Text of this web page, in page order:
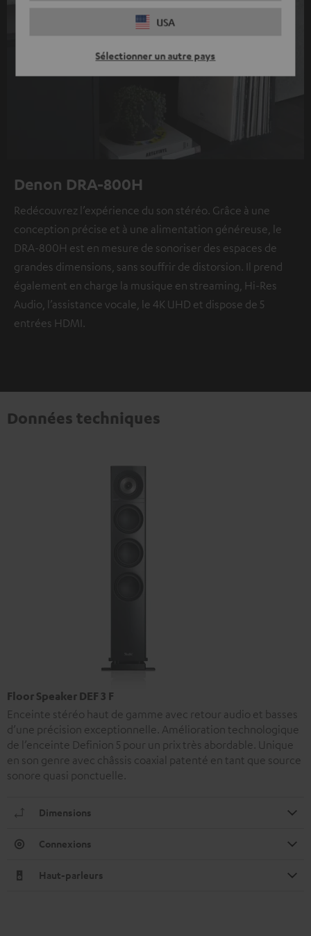
USA
Sélectionner un autre pays
Denon DRA-800H
Redécouvrez l’expérience du son stéréo. Grâce à une
conception précise et à une alimentation généreuse, le
DRA-800H est en mesure de sonoriser des espaces de
grandes dimensions, sans souffrir de distorsion. Il prend
également en charge la musique en streaming, Hi-Res
Audio, l’assistance vocale, le 4K UHD et dispose de 5
entrées HDMI.
Données techniques
Floor Speaker DEF 3 F
Enceinte stéréo haut de gamme avec retour audio et basses
d’une précision exceptionnelle. Amélioration technologique
de l’enceinte Definion 5 pour un prix très abordable. Unique
en son genre avec châssis coaxial patenté en tant que source
sonore quasi ponctuelle.
Dimensions
Connexions
Haut-parleurs